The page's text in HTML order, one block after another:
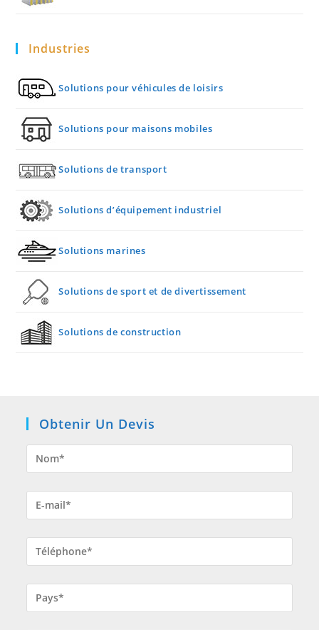
Industries
Solutions pour véhicules de loisirs
Solutions pour maisons mobiles
Solutions de transport
Solutions d’équipement industriel
Solutions marines
Solutions de sport et de divertissement
Solutions de construction
Obtenir Un Devis